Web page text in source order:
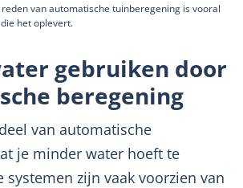
van automatische tuinberegening is vooral
het oplevert.
gebruiken door
beregening
van automatische
je minder water hoeft te
systemen zijn vaak voorzien van